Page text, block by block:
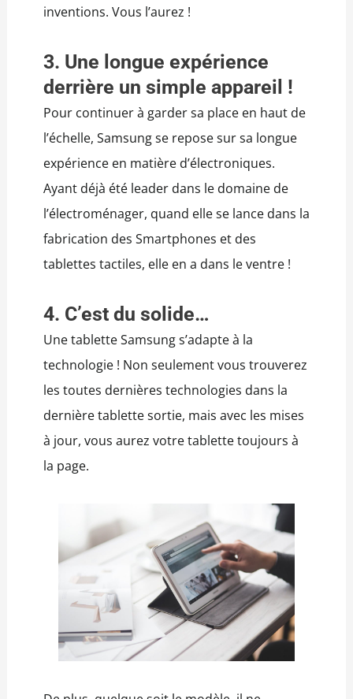
inventions. Vous l’aurez !
3. Une longue expérience
derrière un simple appareil !
Pour continuer à garder sa place en haut de
l’échelle, Samsung se repose sur sa longue
expérience en matière d’électroniques.
Ayant déjà été leader dans le domaine de
l’électroménager, quand elle se lance dans la
fabrication des Smartphones et des
tablettes tactiles, elle en a dans le ventre !
4. C’est du solide…
Une tablette Samsung s’adapte à la
technologie ! Non seulement vous trouverez
les toutes dernières technologies dans la
dernière tablette sortie, mais avec les mises
à jour, vous aurez votre tablette toujours à
la page.